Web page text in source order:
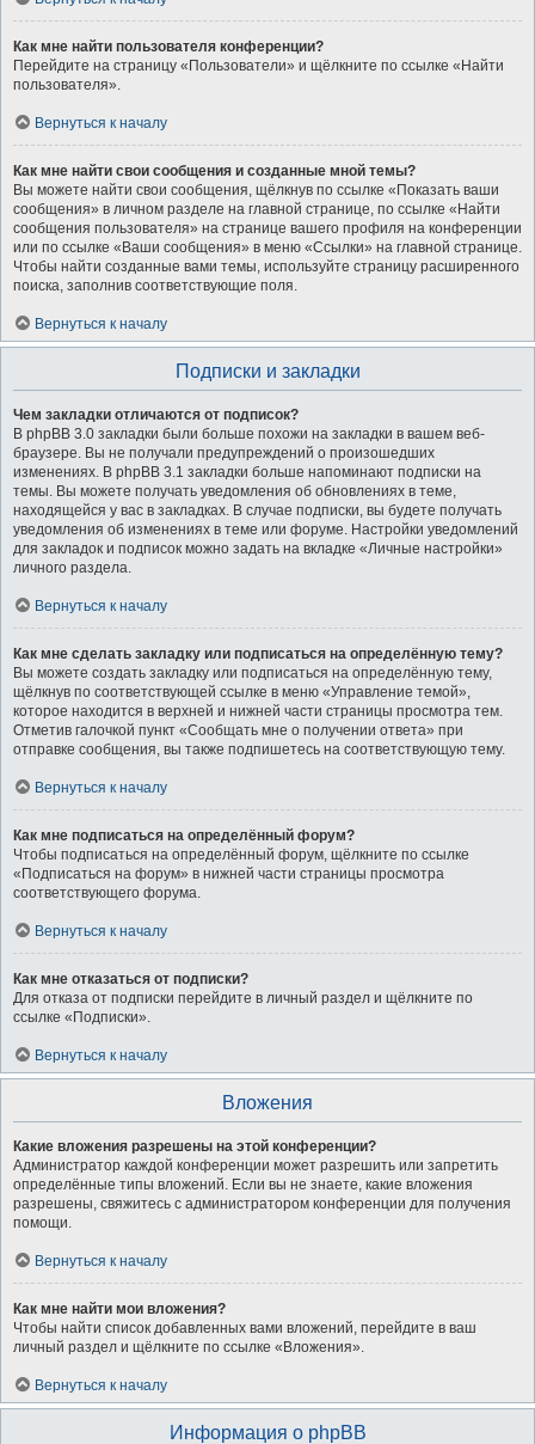
Как мне найти пользователя конференции?
Перейдите на страницу «Пользователи» и щёлкните по ссылке «Найти
пользователя».
Вернуться к началу
Как мне найти свои сообщения и созданные мной темы?
Вы можете найти свои сообщения, щёлкнув по ссылке «Показать ваши
сообщения» в личном разделе на главной странице, по ссылке «Найти
сообщения пользователя» на странице вашего профиля на конференции
или по ссылке «Ваши сообщения» в меню «Ссылки» на главной странице.
Чтобы найти созданные вами темы, используйте страницу расширенного
поиска, заполнив соответствующие поля.
Вернуться к началу
Подписки и закладки
Чем закладки отличаются от подписок?
В phpBB 3.0 закладки были больше похожи на закладки в вашем веб-
браузере. Вы не получали предупреждений о произошедших
изменениях. В phpBB 3.1 закладки больше напоминают подписки на
темы. Вы можете получать уведомления об обновлениях в теме,
находящейся у вас в закладках. В случае подписки, вы будете получать
уведомления об изменениях в теме или форуме. Настройки уведомлений
для закладок и подписок можно задать на вкладке «Личные настройки»
личного раздела.
Вернуться к началу
Как мне сделать закладку или подписаться на определённую тему?
Вы можете создать закладку или подписаться на определённую тему,
щёлкнув по соответствующей ссылке в меню «Управление темой»,
которое находится в верхней и нижней части страницы просмотра тем.
Отметив галочкой пункт «Сообщать мне о получении ответа» при
отправке сообщения, вы также подпишетесь на соответствующую тему.
Вернуться к началу
Как мне подписаться на определённый форум?
Чтобы подписаться на определённый форум, щёлкните по ссылке
«Подписаться на форум» в нижней части страницы просмотра
соответствующего форума.
Вернуться к началу
Как мне отказаться от подписки?
Для отказа от подписки перейдите в личный раздел и щёлкните по
ссылке «Подписки».
Вернуться к началу
Вложения
Какие вложения разрешены на этой конференции?
Администратор каждой конференции может разрешить или запретить
определённые типы вложений. Если вы не знаете, какие вложения
разрешены, свяжитесь с администратором конференции для получения
помощи.
Вернуться к началу
Как мне найти мои вложения?
Чтобы найти список добавленных вами вложений, перейдите в ваш
личный раздел и щёлкните по ссылке «Вложения».
Вернуться к началу
Информация о phpBB